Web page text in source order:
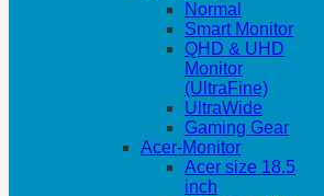
Normal
Smart Monitor
QHD & UHD
Monitor
(UltraFine)
UltraWide
Gaming Gear
Acer-Monitor
Acer size 18.5
inch